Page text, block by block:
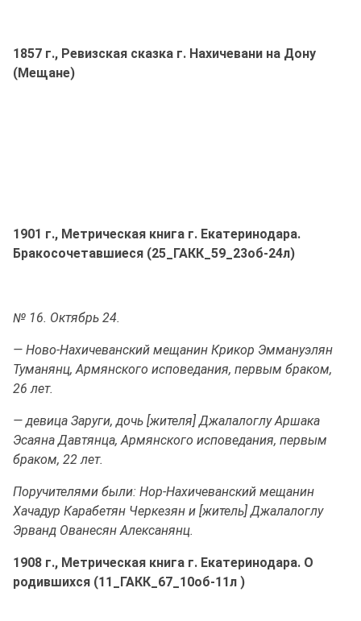
1857 г., Ревизская сказка г. Нахичевани на Дону
(Мещане)
1901 г., Метрическая книга г. Екатеринодара.
Бракосочетавшиеся (25_ГАКК_59_23об-24л)
№ 16. Октябрь 24.
— Ново-Нахичеванский мещанин Крикор Эммануэлян
Туманянц, Армянского исповедания, первым браком,
26 лет.
— девица Заруги, дочь [жителя] Джалалоглу Аршака
Эсаяна Давтянца, Армянского исповедания, первым
браком, 22 лет.
Поручителями были: Нор-Нахичеванский мещанин
Хачадур Карабетян Черкезян и [житель] Джалалоглу
Эрванд Ованесян Алексанянц.
1908 г., Метрическая книга г. Екатеринодара. О
родившихся (11_ГАКК_67_10об-11л )